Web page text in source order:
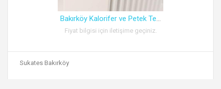
Bakırköy Kalorifer ve Petek Te...
Fiyat bilgisi için iletişime geçiniz.
Sukates Bakırköy